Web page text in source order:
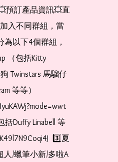
預訂產品資訊💥直
入不同群組，當
以下4個群組，
（包括Kitty
Twinstars 馬騮仔
等等）
Duffy Linabell 等
3️⃣夏
人/蠟筆小新/多啦A